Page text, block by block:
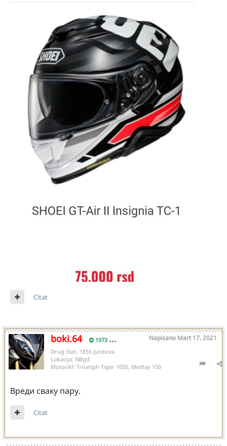
Citat
boki.64 1973 Napisano Mart 17, 2021
Drug član, 1856 postova
Lokacija: NBgd
Motocikl: Triumph Tiger 1050, Medlay 150
Вреди сваку пару.
Citat